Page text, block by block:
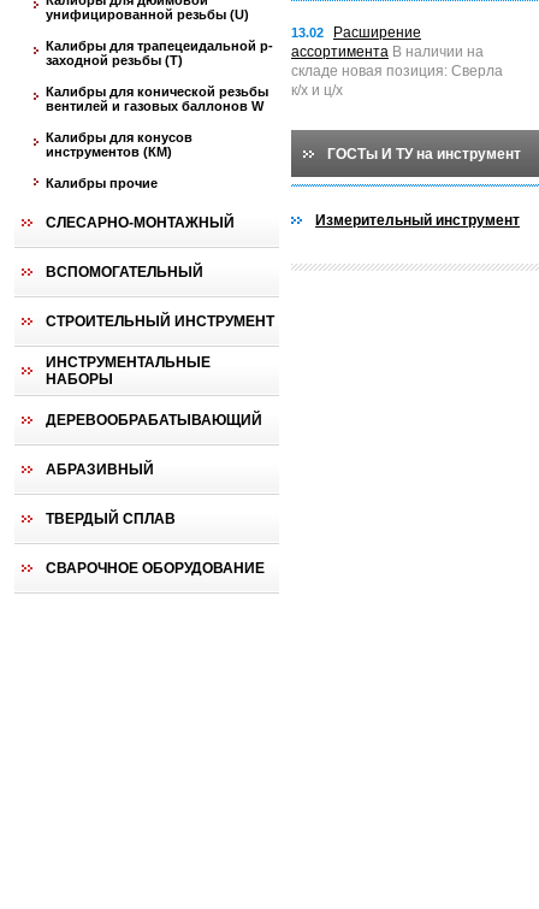
унифицированной резьбы (U)
Калибры для трапецеидальной p-
заходной резьбы (T)
Калибры для конической резьбы
вентилей и газовых баллонов W
Калибры для конусов
инструментов (КМ)
Калибры прочие
СЛЕСАРНО-МОНТАЖНЫЙ
ВСПОМОГАТЕЛЬНЫЙ
СТРОИТЕЛЬНЫЙ ИНСТРУМЕНТ
ИНСТРУМЕНТАЛЬНЫЕ
НАБОРЫ
ДЕРЕВООБРАБАТЫВАЮЩИЙ
АБРАЗИВНЫЙ
ТВЕРДЫЙ СПЛАВ
СВАРОЧНОЕ ОБОРУДОВАНИЕ
13.02
Расширение
ассортимента В наличии на
складе новая позиция: Сверла
к/х и ц/х
ГОСТы И ТУ на инструмент
Измерительный инструмент